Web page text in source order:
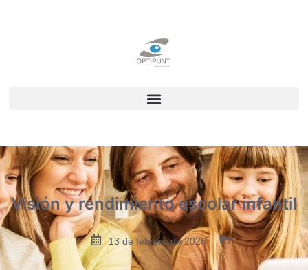
Visión y rendimiento escolar infantil
13 de febrero de 2026